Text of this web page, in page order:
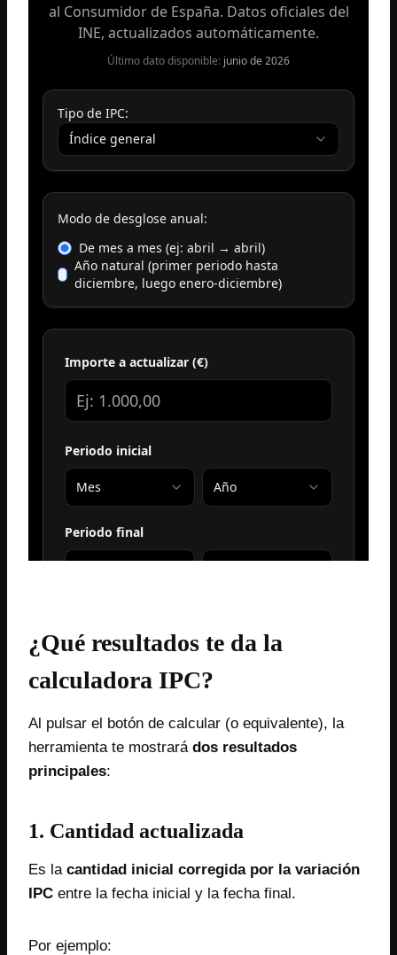
¿Qué resultados te da la
calculadora IPC?
Al pulsar el botón de calcular (o equivalente), la
herramienta te mostrará dos resultados
principales:
1. Cantidad actualizada
Es la cantidad inicial corregida por la variación
IPC entre la fecha inicial y la fecha final.
Por ejemplo: